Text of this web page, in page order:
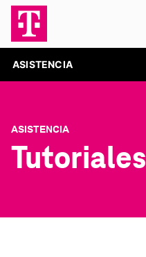
ASISTENCIA
ASISTENCIA
Tutoriales